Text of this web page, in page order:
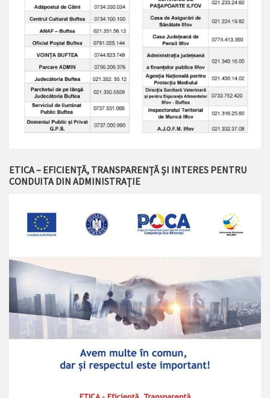
ETICA – EFICIENȚĂ, TRANSPARENȚĂ ȘI INTERES PENTRU
CONDUITA DIN ADMINISTRAȚIE